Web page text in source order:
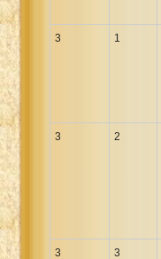
3 1
3 2
3 3